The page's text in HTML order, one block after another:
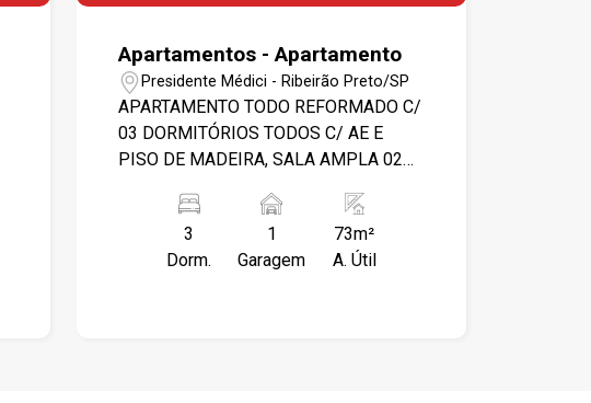
Apartamentos - Apartamento
Presidente Médici - Ribeirão Preto/SP
APARTAMENTO TODO REFORMADO C/
03 DORMITÓRIOS TODOS C/ AE E
PISO DE MADEIRA, SALA AMPLA 02
SOCIAL C/ BOX BLINDEX, COZINHA
PLANEJADA E COM PORCELANATO,
VAGA DE GARAGEM COBERTA. ÁREA
3
Dorm.
1
Garagem
73m²
A. Útil